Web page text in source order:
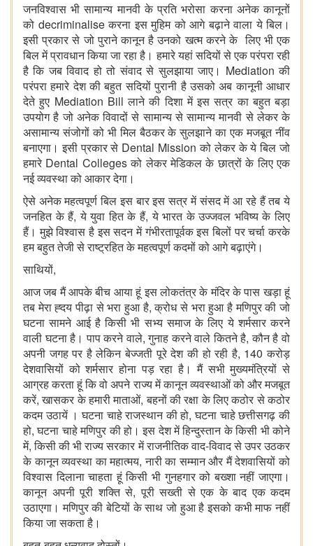
जनविश्वास भी सामान्य मानवी के प्रति भरोसा करना अनेक कानूनों
को decriminalise करना इस मुहिम को आगे बढ़ाने वाला ये बिल।
इसी प्रकार से जो पुराने कानून है उनको खत्म करने के लिए भी एक
बिल में प्रावधान किया जा रहा है। हमारे यहां सदियों से एक परंपरा रही
है कि जब विवाद हो तो संवाद से सुलझाया जाए। Mediation की
परंपरा हमारे देश की बहुत सदियों पुरानी है उसको अब कानूनी आधार
देते हुए Mediation Bill लाने की दिशा में इस सत्र का बहुत बड़ा
उपयोग है जो अनेक विवादों से सामान्य से सामान्य मानवी से लेकर के
असामान्य संजोगों को भी मिल बैठकर के सुलझाने का एक मजबूत नींव
बनाएगा। इसी प्रकार से Dental Mission को लेकर के ये बिल जो
हमारे Dental Colleges को लेकर मेडिकल के छात्रों के लिए एक
नई व्यवस्था को आकार देगा।
ऐसे अनेक महत्वपूर्ण बिल इस बार इस सत्र में संसद में आ रहे हैं तब ये
जनहित के हैं, ये युवा हित के हैं, ये भारत के उज्जवल भविष्य के लिए
हैं। मुझे विश्वास है इस सदन में गंभीरतापूर्वक इस बिलों पर चर्चा करके
हम बहुत तेजी से राष्ट्रहित के महत्वपूर्ण कदमों को आगे बढ़ाएंगे।
साथियों,
आज जब मैं आपके बीच आया हूं इस लोकतंत्र के मंदिर के पास खड़ा हूं
तब मेरा ह्दय पीढ़ा से भरा हुआ है, क्रोध से भरा हुआ है मणिपुर की जो
घटना सामने आई है किसी भी सभ्य समाज के लिए ये शर्मसार करने
वाली घटना है। पाप करने वाले, गुनाह करने वाले कितने है, कौन है वो
अपनी जगह पर है लेकिन बेज्जती पूरे देश की हो रही है, 140 करोड़
देशवासियों को शर्मसार होना पड़ रहा है। मैं सभी मुख्यमंत्रियों से
आग्रह करता हूं कि वो अपने राज्य में कानून व्यवस्थाओं को और मजबूत
करें, खासकर के हमारी माताओं, बहनों की रक्षा के लिए कठोर से कठोर
कदम उठायें । घटना चाहे राजस्थान की हो, घटना चाहे छत्तीसगढ़ की
हो, घटना चाहे मणिपुर की हो। इस देश में हिन्दुस्तान के किसी भी कोने
में, किसी की भी राज्य सरकार में राजनीतिक वाद-विवाद से उपर उठकर
के कानून व्यवस्था का महात्मय, नारी का सम्मान और मैं देशवासियों को
विश्वास दिलाना चाहता हूं किसी भी गुनहगार को बख्शा नहीं जाएगा।
कानून अपनी पूरी शक्ति से, पूरी सख्ती से एक के बाद एक कदम
उठाएगा। मणिपुर की बेटियों के साथ जो हुआ है इसको कभी माफ नहीं
किया जा सकता है।